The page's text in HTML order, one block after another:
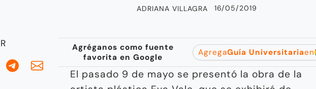
ADRIANA VILLAGRA 16/05/2019
Agréganos como fuente
favorita en Google
AgregaGuía Universitariaen
El pasado 9 de mayo se presentó la obra de la